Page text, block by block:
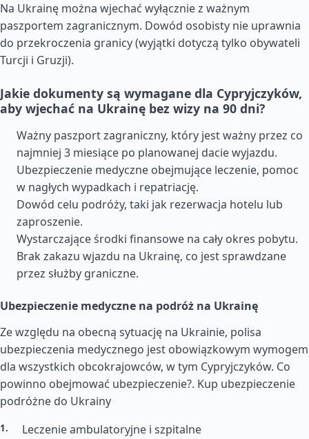
Na Ukrainę można wjechać wyłącznie z ważnym
paszportem zagranicznym. Dowód osobisty nie uprawnia
do przekroczenia granicy (wyjątki dotyczą tylko obywateli
Turcji i Gruzji).
Jakie dokumenty są wymagane dla Cypryjczyków,
aby wjechać na Ukrainę bez wizy na 90 dni?
Ważny paszport zagraniczny, który jest ważny przez co
najmniej 3 miesiące po planowanej dacie wyjazdu.
Ubezpieczenie medyczne obejmujące leczenie, pomoc
w nagłych wypadkach i repatriację.
Dowód celu podróży, taki jak rezerwacja hotelu lub
zaproszenie.
Wystarczające środki finansowe na cały okres pobytu.
Brak zakazu wjazdu na Ukrainę, co jest sprawdzane
przez służby graniczne.
Ubezpieczenie medyczne na podróż na Ukrainę
Ze względu na obecną sytuację na Ukrainie, polisa
ubezpieczenia medycznego jest obowiązkowym wymogem
dla wszystkich obcokrajowców, w tym Cypryjczyków. Co
powinno obejmować ubezpieczenie?. Kup ubezpieczenie
podróżne do Ukrainy
Leczenie ambulatoryjne i szpitalne